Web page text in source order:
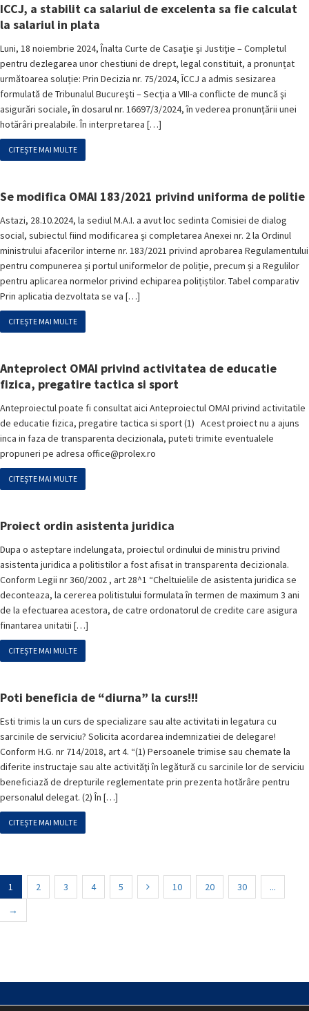
ICCJ, a stabilit ca salariul de excelenta sa fie calculat
la salariul in plata
Luni, 18 noiembrie 2024, Înalta Curte de Casaţie şi Justiţie – Completul
pentru dezlegarea unor chestiuni de drept, legal constituit, a pronunțat
următoarea soluție: Prin Decizia nr. 75/2024, ÎCCJ a admis sesizarea
formulată de Tribunalul Bucureşti – Secţia a VIII-a conflicte de muncă şi
asigurări sociale, în dosarul nr. 16697/3/2024, în vederea pronunţării unei
hotărâri prealabile. În interpretarea […]
CITEȘTE MAI MULTE
Se modifica OMAI 183/2021 privind uniforma de politie
Astazi, 28.10.2024, la sediul M.A.I. a avut loc sedinta Comisiei de dialog
social, subiectul fiind modificarea și completarea Anexei nr. 2 la Ordinul
ministrului afacerilor interne nr. 183/2021 privind aprobarea Regulamentului
pentru compunerea și portul uniformelor de poliție, precum și a Regulilor
pentru aplicarea normelor privind echiparea polițiștilor. Tabel comparativ
Prin aplicatia dezvoltata se va […]
CITEȘTE MAI MULTE
Anteproiect OMAI privind activitatea de educatie
fizica, pregatire tactica si sport
Anteproiectul poate fi consultat aici Anteproiectul OMAI privind activitatile
de educatie fizica, pregatire tactica si sport (1) Acest proiect nu a ajuns
inca in faza de transparenta decizionala, puteti trimite eventualele
propuneri pe adresa office@prolex.ro
CITEȘTE MAI MULTE
Proiect ordin asistenta juridica
Dupa o asteptare indelungata, proiectul ordinului de ministru privind
asistenta juridica a politistilor a fost afisat in transparenta decizionala.
Conform Legii nr 360/2002 , art 28^1 “Cheltuielile de asistenta juridica se
deconteaza, la cererea politistului formulata în termen de maximum 3 ani
de la efectuarea acestora, de catre ordonatorul de credite care asigura
finantarea unitatii […]
CITEȘTE MAI MULTE
Poti beneficia de “diurna” la curs!!!
Esti trimis la un curs de specializare sau alte activitati in legatura cu
sarcinile de serviciu? Solicita acordarea indemnizatiei de delegare!
Conform H.G. nr 714/2018, art 4. “(1) Persoanele trimise sau chemate la
diferite instructaje sau alte activităţi în legătură cu sarcinile lor de serviciu
beneficiază de drepturile reglementate prin prezenta hotărâre pentru
personalul delegat. (2) În […]
CITEȘTE MAI MULTE
1 2 3 4 5 10 20 30
...
→